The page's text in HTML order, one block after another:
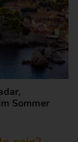
Sommer